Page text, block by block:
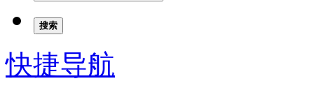
搜索
快捷导航